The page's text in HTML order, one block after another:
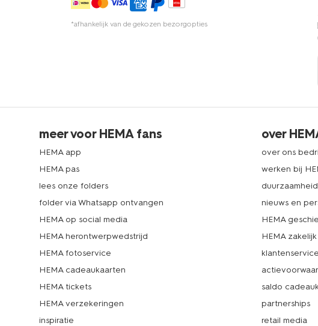
*afhankelijk van de gekozen bezorgopties
meer voor HEMA fans
HEMA app
HEMA pas
lees onze folders
folder via Whatsapp ontvangen
HEMA op social media
HEMA herontwerpwedstrijd
HEMA fotoservice
HEMA cadeaukaarten
HEMA tickets
HEMA verzekeringen
inspiratie
over
over ons
werken bij
duurzaamheid
nieuws en
HEMA
HEMA zakelijk
klantenservice
saldo
partnerships
retail media